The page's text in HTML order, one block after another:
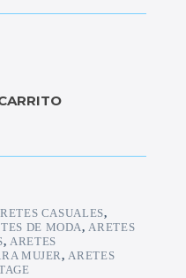
CASUALES,
DE MODA,ARETES
, ARETES
MUJER,ARETES